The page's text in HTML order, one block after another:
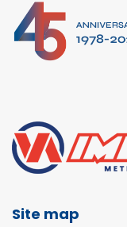
Site map